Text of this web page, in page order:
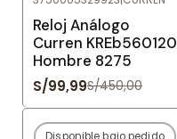
Reloj Análogo
Curren KREb560120
Hombre 8275
S/99,99S/450,00